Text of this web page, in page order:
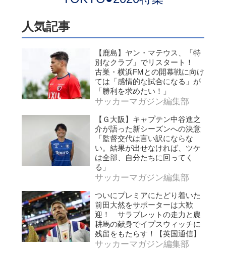
人気記事
【鹿島】ヤン・マテウス、「特
別なクラブ」でリスタート！
古巣・横浜FMとの開幕戦に向け
ては「感情的な試合になる」が
「勝利を求めたい！」
サッカーマガジン編集部
【Ｇ大阪】キャプテン中谷進之
介が語った新シーズンへの決意
「監督交代は言い訳にならな
い。結果が出せなければ、ツケ
は全部、自分たちに回ってく
る」
サッカーマガジン編集部
ついにプレミアにたどり着いた
前田大然をサポーターは大歓
迎！ サラブレットの走力と農
耕馬の献身でイプスウィッチに
残留をもたらす！【英国通信】
サッカーマガジン編集部